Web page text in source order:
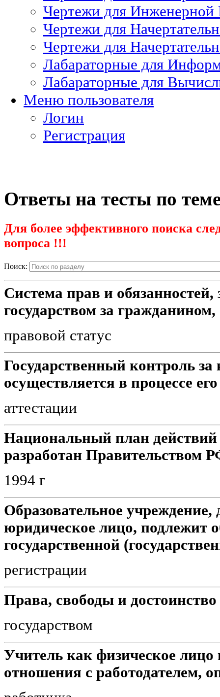
Чертежи для
Чертежи для
Чертежи для
Лабараторные для
Лабараторные для
Меню пользователя
Логин
Регистрация
Ответы на тесты по
Для более эффективного поиска
вопроса !!!
Поиск:
Система прав и обязанностей,
государством за гражданином,
правовой статус
Государственный контроль за
осуществляется в процессе
аттестации
Национальный план действий
разработан Правительством
1994 г
Образовательное
юридическое лицо, подлежит
государственной
регистрации
Права, свободы и
государством
Учитель как физическое
отношения с работодателем,